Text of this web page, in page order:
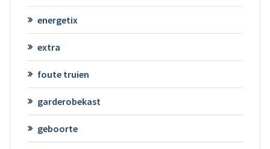
energetix
extra
foute truien
garderobekast
geboorte